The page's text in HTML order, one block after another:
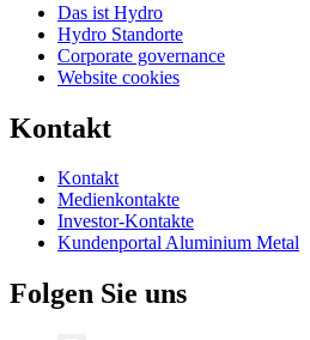
Das ist Hydro
Hydro Standorte
Corporate governance
Website cookies
Kontakt
Kontakt
Medienkontakte
Investor-Kontakte
Kundenportal Aluminium Metal
Folgen Sie uns